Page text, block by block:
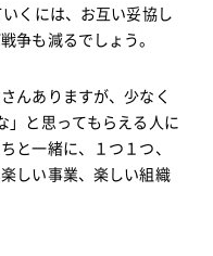
くには、お互い妥協し
争も減るでしょう。
んありますが、少なく
」と思ってもらえる人に
と一緒に、１つ１つ、
しい事業、楽しい組織